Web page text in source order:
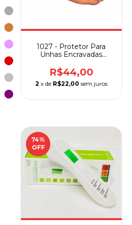
1027 - Protetor Para
Unhas Encravadas
R$44,00
2 x de R$22,00 sem juros
74%
OFF